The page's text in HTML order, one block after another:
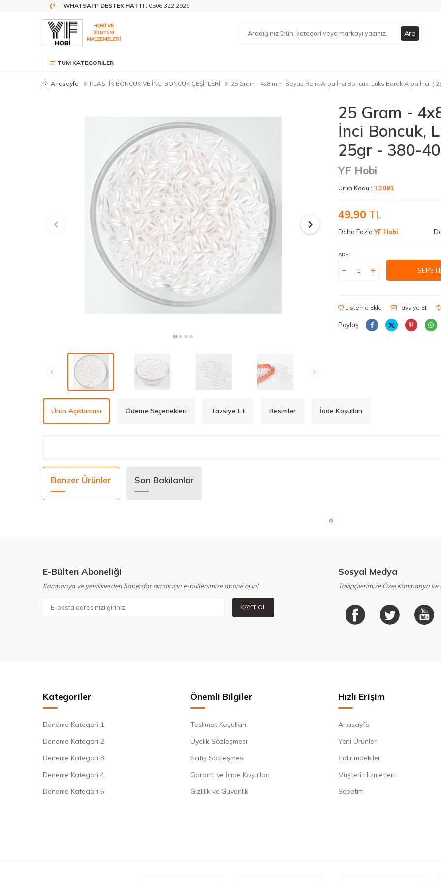
WHATSAPP DESTEK HATTI : 0506 322 2929
Ara
TÜM KATEGORILER
Anasayfa PLASTİK BONCUK VE İNCİ BONCUK ÇEŞİTLERİ 25 Gram - 4x8 mm, Beyaz Renk Arpa İnci Boncuk, Lüks Barok Arpa İnci, (
25 Gram -
İnci Boncuk,
25gr - 380-
YF Hobi
Ürün Kodu : T2091
49,90 TL
Daha FazlaYF Hobi
ADET
Listeme Ekle Tavsiye Et
Paylaş
Ürün Açıklaması Ödeme Seçenekleri Tavsiye Et Resimler İade Koşulları
Benzer Ürünler Son Bakılanlar
E-Bülten Aboneliği
Kampanya ve yeniliklerden haberdar olmak için e-bültenimize abone olun!
KAYIT OL
Sosyal Medya
Takipçilerimize Özel Kampanya
Kategoriler
Deneme Kategori 1
Deneme Kategori 2
Deneme Kategori 3
Deneme Kategori 4
Deneme Kategori 5
Önemli Bilgiler
Teslimat Koşulları
Üyelik Sözleşmesi
Satış Sözleşmesi
Garanti ve İade Koşulları
Gizlilik ve Güvenlik
Hızlı Erişim
Anasayfa
Yeni Ürünler
İndirimdekiler
Müşteri Hizmetleri
Sepetim